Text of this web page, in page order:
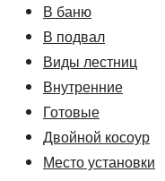
В баню
В подвал
Виды лестниц
Внутренние
Готовые
Двойной косоур
Место установки